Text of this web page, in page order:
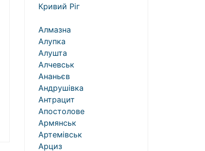
Кривий Ріг
Алмазна
Алупка
Алушта
Алчевськ
Ананьєв
Андрушівка
Антрацит
Апостолове
Армянськ
Артемівськ
Арциз